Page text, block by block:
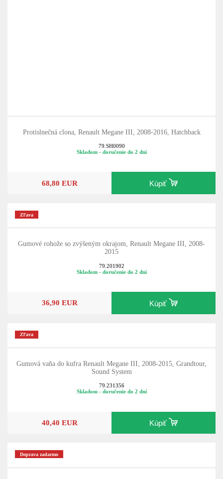
Protislnečná clona, Renault Megane III, 2008-2016, Hatchback
79.SH0090
Skladom - doručenie do 2 dní
68,80 EUR Kúpiť
Zľava
Gumové rohože so zvýšeným okrajom, Renault Megane III, 2008-
2015
79.201902
Skladom - doručenie do 2 dní
36,90 EUR Kúpiť
Zľava
Gumová vaňa do kufra Renault Megane III, 2008-2015, Grandtour,
Sound System
79.231356
Skladom - doručenie do 2 dní
40,40 EUR Kúpiť
Doprava zadarmo